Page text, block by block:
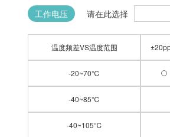
工作电压 请在此选择
温度频差VS温度范围
-20~70℃
-40~85℃
-40~105℃